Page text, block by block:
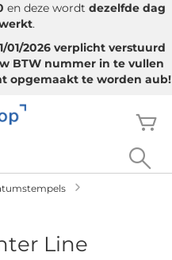
en deze wordt dezelfde dag
.
01/2026 verplicht verstuurd
BTW nummer in te vullen
opgemaakt te worden aub!
Line